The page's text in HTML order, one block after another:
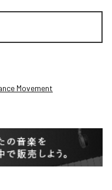
Movement